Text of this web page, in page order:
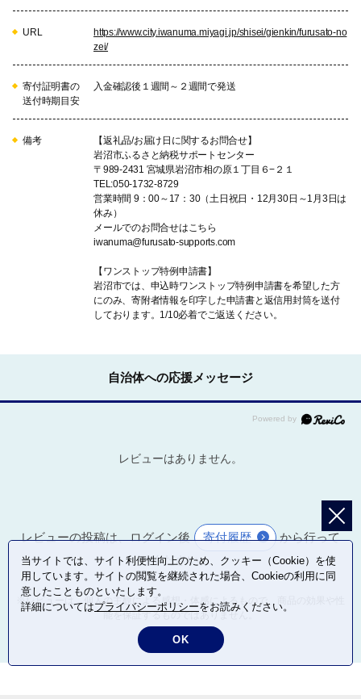
URL
https://www.city.iwanuma.miyagi.jp/shisei/gienkin/furusato-no
zei/
寄付証明書の
送付時期目安
入金確認後１週間～２週間で発送
備考
【返礼品/お届け日に関するお問合せ】
岩沼市ふるさと納税サポートセンター
〒989-2431 宮城県岩沼市相の原１丁目６−２１
TEL:050-1732-8729
営業時間 9：00～17：30（土日祝日・12月30日～1月3日は
休み）
メールでのお問合せはこちら
iwanuma@furusato-supports.com
【ワンストップ特例申請書】
岩沼市では、申込時ワンストップ特例申請書を希望した方
にのみ、寄附者情報を印字した申請書と返信用封筒を送付
しております。1/10必着でご返送ください。
自治体への応援メッセージ
レビューはありません。
レビューの投稿は、ログイン後 寄付履歴
から行って
ください。
※レビューは、個人の主観による感想・体感によるもので、商品の効果や性
能を保証するものではありません。
当サイトでは、サイト利便性向上のため、クッキー（Cookie）を使
用しています。サイトの閲覧を継続された場合、Cookieの利用に同
意したことものといたします。
詳細についてはプライバシーポリシーをお読みください。
OK